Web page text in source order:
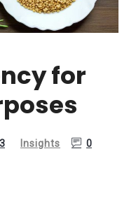
for
Insights
0